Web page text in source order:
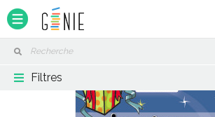
Filtres
Panneau de gestion des cookies